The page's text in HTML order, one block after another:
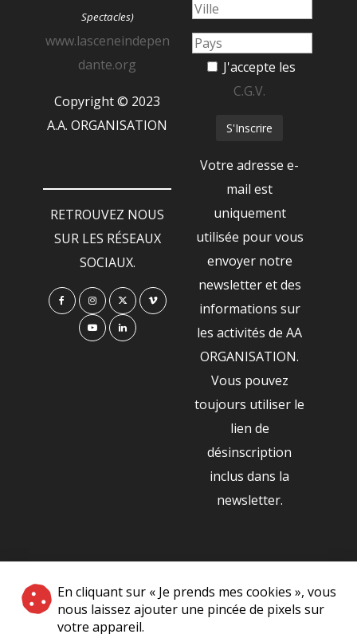
En cliquant sur « Je prends mes cookies », vous
nous laissez ajouter une pincée de pixels sur
votre appareil.
Spectacles)
www.lasceneindepen
dante.org
Copyright © 2023
A.A. ORGANISATION
RETROUVEZ NOUS
SUR LES RÉSEAUX
SOCIAUX.
J'accepte les
C.G.V.
Votre adresse e-
mail est
uniquement
utilisée pour vous
envoyer notre
newsletter et des
informations sur
les activités de AA
ORGANISATION.
Vous pouvez
toujours utiliser le
lien de
désinscription
inclus dans la
newsletter.
NOS PARTENAIRES
|